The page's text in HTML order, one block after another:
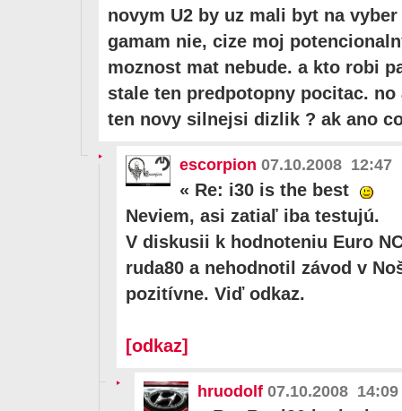
novym U2 by uz mali byt na
gamam nie, cize moj
moznost mat nebude. a kto robi
stale ten predpotopny pocitac.
ten novy silnejsi dizlik ? ak ano
escorpion 07.10.2008 12:47
« Re: i30 is the best
Neviem, asi zatiaľ iba testujú.
V diskusii k hodnoteniu Euro
ruda80 a nehodnotil závod v
pozitívne. Viď odkaz.
[odkaz]
hruodolf 07.10.2008 14:09